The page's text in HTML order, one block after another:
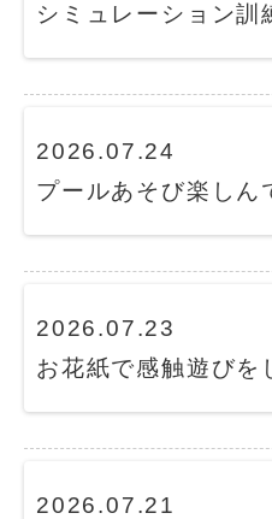
シミュレーション
2026.07.24
プールあそび楽し
2026.07.23
お花紙で感触遊びを
2026.07.21